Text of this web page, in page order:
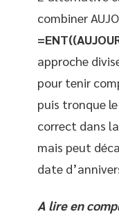
combiner
approche
pour tenir
puis tronque
correct dans
mais peut
date
A lire en